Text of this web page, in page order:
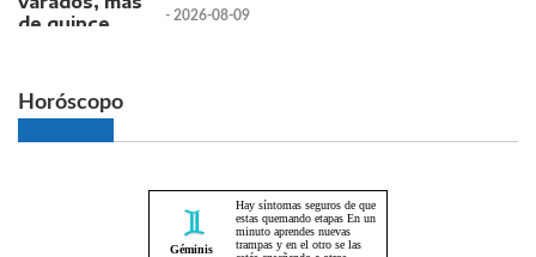
- 2026-08-09
Horóscopo